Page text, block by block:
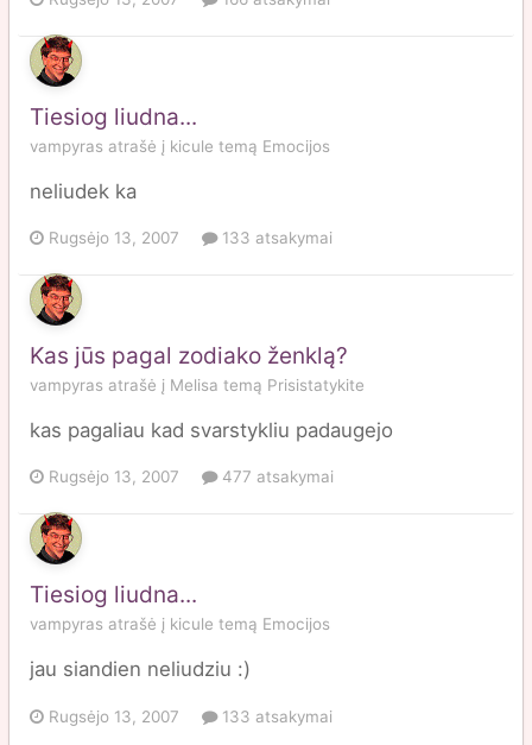
Tiesiog liudna...
vampyras atrašė į kicule temą Emocijos
neliudek ka
Rugsėjo 13, 2007 133 atsakymai
Kas jūs pagal zodiako ženklą?
vampyras atrašė į Melisa temą Prisistatykite
kas pagaliau kad svarstykliu padaugejo
Rugsėjo 13, 2007 477 atsakymai
Tiesiog liudna...
vampyras atrašė į kicule temą Emocijos
jau siandien neliudziu :)
Rugsėjo 13, 2007 133 atsakymai